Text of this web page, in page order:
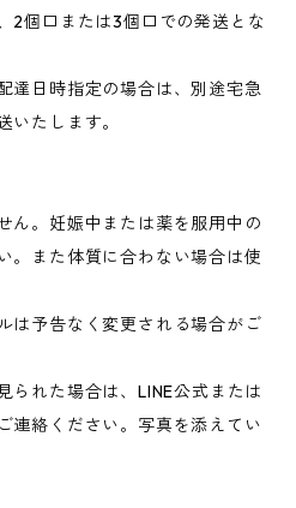
2個口または3個口での発送とな
達日時指定の場合は、別途宅急
いたします。
。妊娠中または薬を服用中の
。また体質に合わない場合は使
は予告なく変更される場合がご
れた場合は、LINE公式または
連絡ください。写真を添えてい